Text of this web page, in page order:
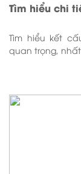
Tìm hiểu chi
Tìm hiểu kết
quan trọng,